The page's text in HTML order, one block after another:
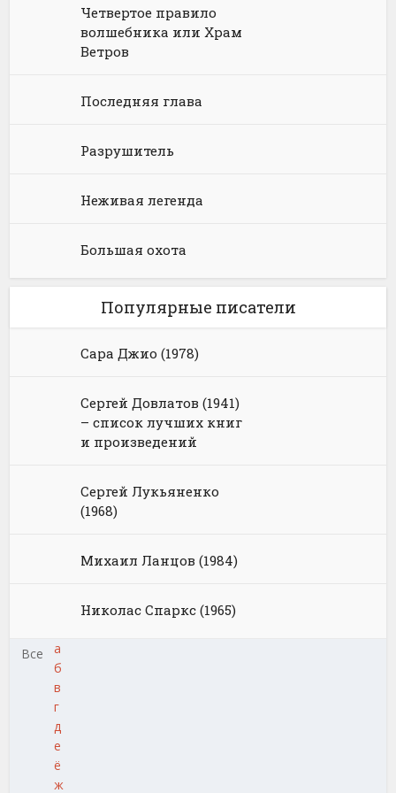
Юмористическое фэнтези
Четвертое правило
волшебника или Храм
Ветров
Последняя глава
Разрушитель
Неживая легенда
Большая охота
Популярные писатели
Сара Джио (1978)
Сергей Довлатов (1941)
– список лучших книг
и произведений
Сергей Лукьяненко
(1968)
Михаил Ланцов (1984)
Николас Спаркс (1965)
Все
а
б
в
г
д
е
ё
ж